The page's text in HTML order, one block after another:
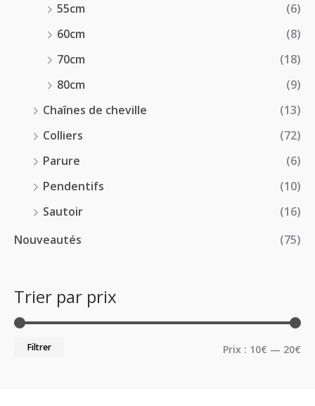
55cm
(6)
60cm
(8)
70cm
(18)
80cm
(9)
Chaînes de cheville
(13)
Colliers
(72)
Parure
(6)
Pendentifs
(10)
Sautoir
(16)
Nouveautés
(75)
Trier par prix
Filtrer Prix : 10€ — 20€